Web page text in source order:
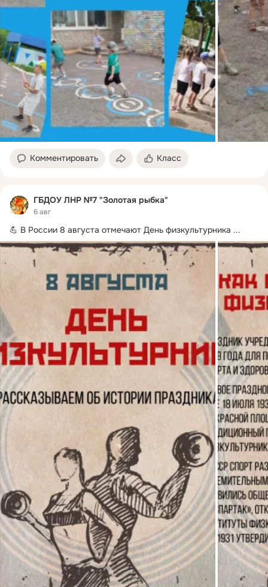
Комментировать Класс
ГБДОУ ЛНР №7 "Золотая рыбка"
6 авг
💪 В России 8 августа отмечают День физкультурника ...